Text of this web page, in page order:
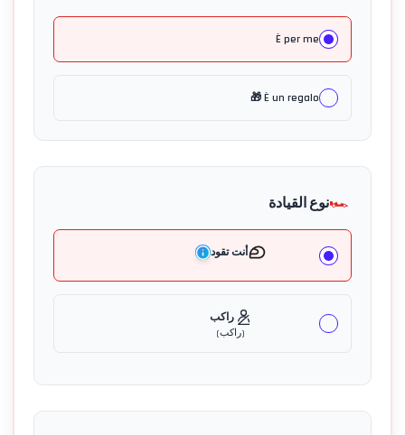
È per me
È un regalo 🎁
🏎️نوع القيادة
أنت تقود
راكب
(راكب)